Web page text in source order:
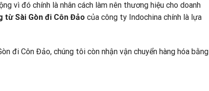
vì đó chính là nhân cách làm nên thương hiệu cho doanh
từ Sài Gòn đi Côn Đảo của công ty Indochina chính là lựa
đi Côn Đảo, chúng tôi còn nhận vận chuyển hàng hóa bằng